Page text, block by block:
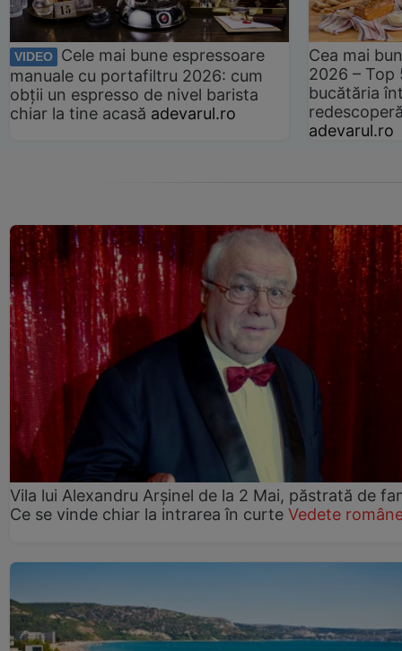
VIDEO
Cele mai bune espressoare
manuale cu portafiltru 2026: cum
obții un espresso de nivel barista
chiar la tine acasă adevarul.ro
Cea mai
2026 –
bucătăria
adevarul.ro
Vila lui Alexandru Arșinel de la 2 Mai, păstrată de
Ce se vinde chiar la intrarea în curte Vedete